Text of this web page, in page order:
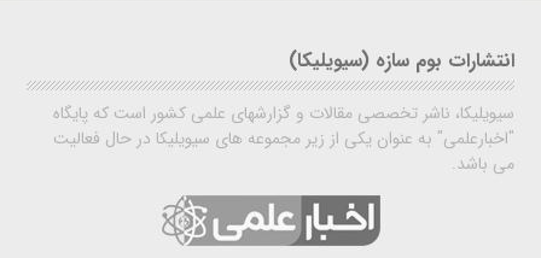
انتشارات بوم سازه (سیویلیکا)
سیویلیکا، ناشر تخصصی مقالات و گزارشهای علمی کشور است که پایگاه
"اخبارعلمی" به عنوان یکی از زیر مجموعه های سیویلیکا در حال فعالیت
می باشد.